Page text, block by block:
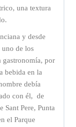
una textura
y desde
uno de los
gastronomía, por
bebida en la
debía
con él, de
Sant Pere, Punta
el Parque